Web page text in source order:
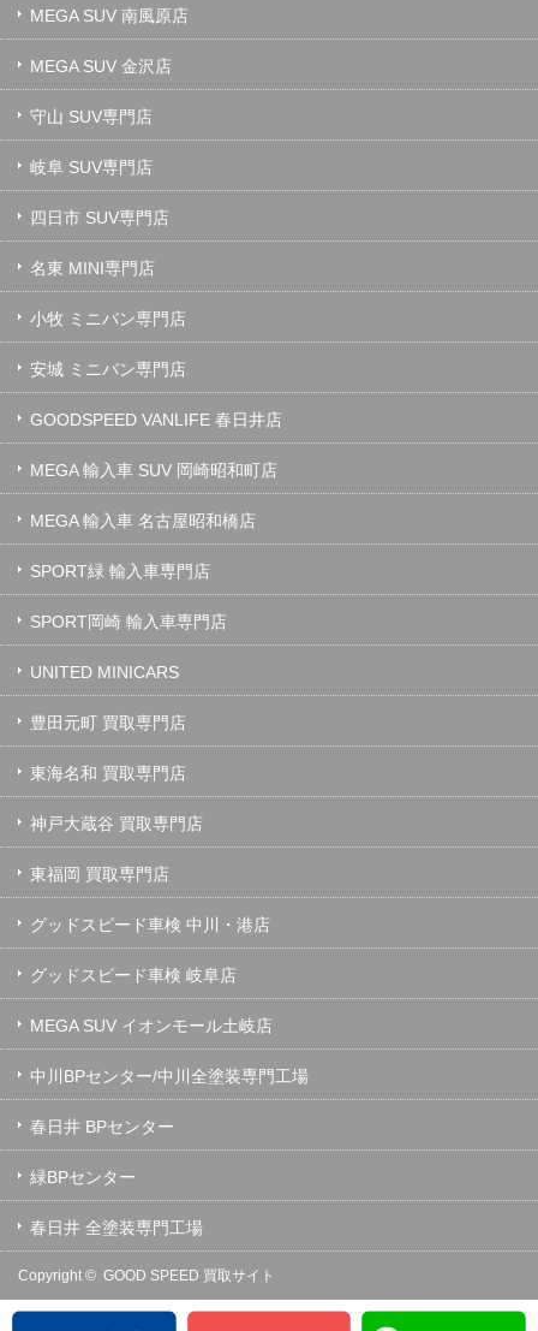
MEGA SUV 南風原店
MEGA SUV 金沢店
守山 SUV専門店
岐阜 SUV専門店
四日市 SUV専門店
名東 MINI専門店
小牧 ミニバン専門店
安城 ミニバン専門店
GOODSPEED VANLIFE 春日井店
MEGA 輸入車 SUV 岡崎昭和町店
MEGA 輸入車 名古屋昭和橋店
SPORT緑 輸入車専門店
SPORT岡崎 輸入車専門店
UNITED MINICARS
豊田元町 買取専門店
東海名和 買取専門店
神戸大蔵谷 買取専門店
東福岡 買取専門店
グッドスピード車検 中川・港店
グッドスピード車検 岐阜店
MEGA SUV イオンモール土岐店
中川BPセンター/中川全塗装専門工場
春日井 BPセンター
緑BPセンター
春日井 全塗装専門工場
Copyright © GOOD SPEED 買取サイト